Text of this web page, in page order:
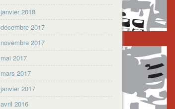
janvier 2018
décembre 2017
novembre 2017
mai 2017
mars 2017
janvier 2017
avril 2016